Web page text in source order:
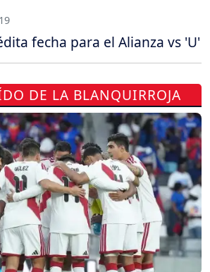
fecha para el Alianza vs 'U'
DE LA BLANQUIRROJA